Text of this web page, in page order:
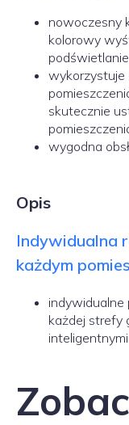
nowoczesny
kolorowy
wykorzystuje
skutecznie
wygodna
Opis
Indywidualna
każdym
indywidualne
każdej strefy